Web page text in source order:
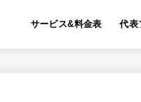
サービス&料金表 代表